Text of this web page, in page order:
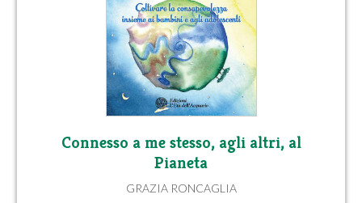
Connesso a me stesso, agli altri, al
Pianeta
GRAZIA RONCAGLIA